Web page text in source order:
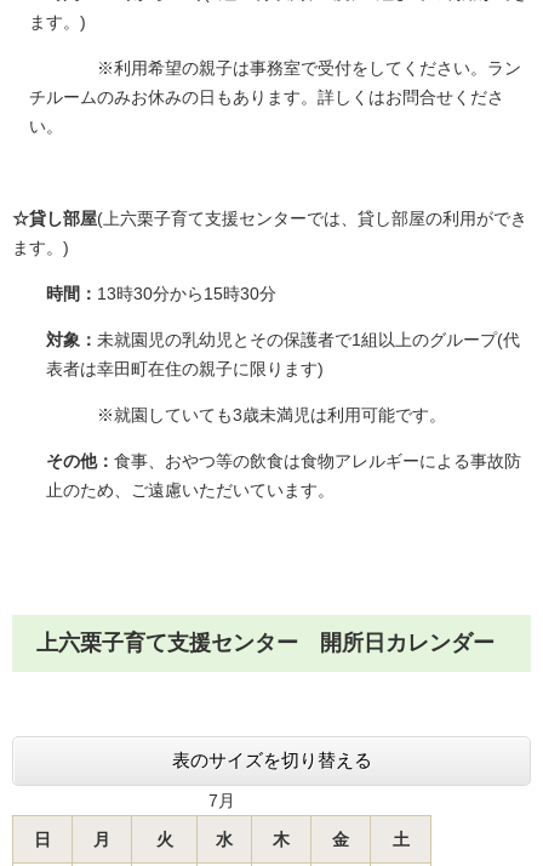
ます。)
※利用希望の親子は事務室で受付をしてください。ラン
チルームのみお休みの日もあります。詳しくはお問合せくださ
い。
☆貸し部屋(上六栗子育て支援センターでは、貸し部屋の利用ができ
ます。)
時間： 13時30分から15時30分
対象： 未就園児の乳幼児とその保護者で1組以上のグループ(代
表者は幸田町在住の親子に限ります)
※就園していても3歳未満児は利用可能です。
その他： 食事、おやつ等の飲食は食物アレルギーによる事故防
止のため、ご遠慮いただいています。
上六栗子育て支援センター 開所日カレンダー
表のサイズを切り替える
7月
日
月 火 水 木 金 土